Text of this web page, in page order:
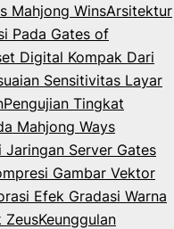
Mahjong WinsArsitektur
Pada Gates of
Digital Kompak Dari
Sensitivitas Layar
Pengujian Tingkat
Mahjong Ways
Server Gates
Gambar Vektor
Efek Gradasi Warna
ZeusKeunggulan